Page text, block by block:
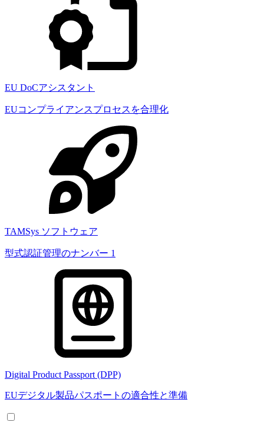
EU DoCアシスタント
EUコンプライアンスプロセスを合理化
TAMSys ソフトウェア
型式認証管理のナンバー 1
Digital Product Passport (DPP)
EUデジタル製品パスポートの適合性と準備